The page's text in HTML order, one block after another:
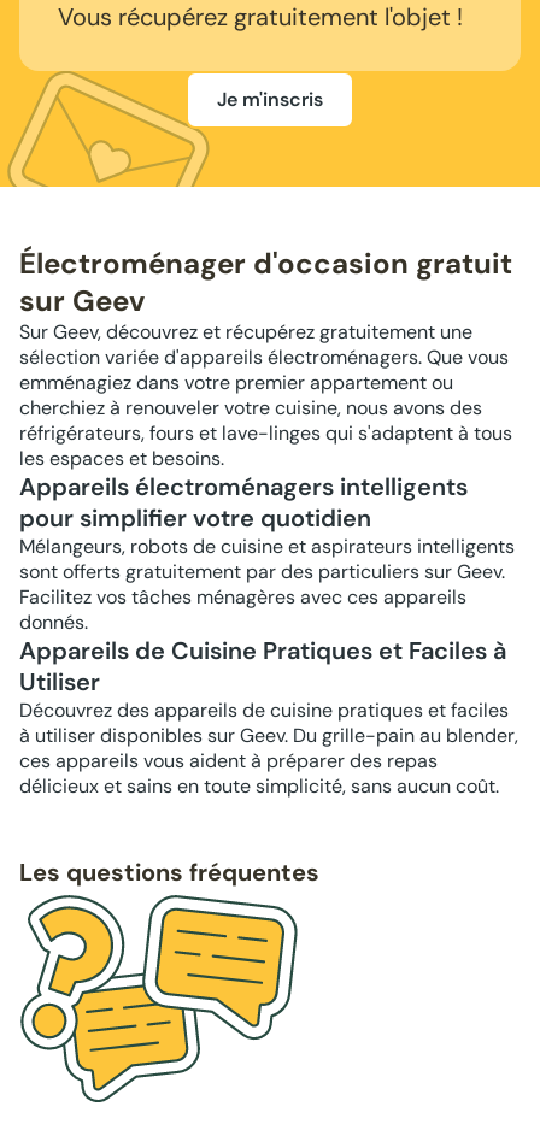
Vous récupérez gratuitement l'objet !
Je m'inscris
Électroménager d'occasion gratuit
sur Geev
Sur Geev, découvrez et récupérez gratuitement une
sélection variée d'appareils électroménagers. Que vous
emménagiez dans votre premier appartement ou
cherchiez à renouveler votre cuisine, nous avons des
réfrigérateurs, fours et lave-linges qui s'adaptent à tous
les espaces et besoins.
Appareils électroménagers intelligents
pour simplifier votre quotidien
Mélangeurs, robots de cuisine et aspirateurs intelligents
sont offerts gratuitement par des particuliers sur Geev.
Facilitez vos tâches ménagères avec ces appareils
donnés.
Appareils de Cuisine Pratiques et Faciles à
Utiliser
Découvrez des appareils de cuisine pratiques et faciles
à utiliser disponibles sur Geev. Du grille-pain au blender,
ces appareils vous aident à préparer des repas
délicieux et sains en toute simplicité, sans aucun coût.
Les questions fréquentes